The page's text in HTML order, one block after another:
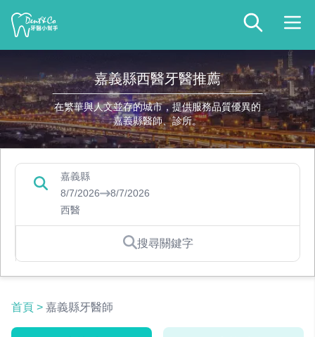
嘉義縣西醫牙醫推薦
在繁華與人文並存的城市，提供服務品質優異的
嘉義縣醫師、診所。
嘉義縣
8/7/2026
8/7/2026
西醫
搜尋關鍵字
首頁 > 嘉義縣牙醫師